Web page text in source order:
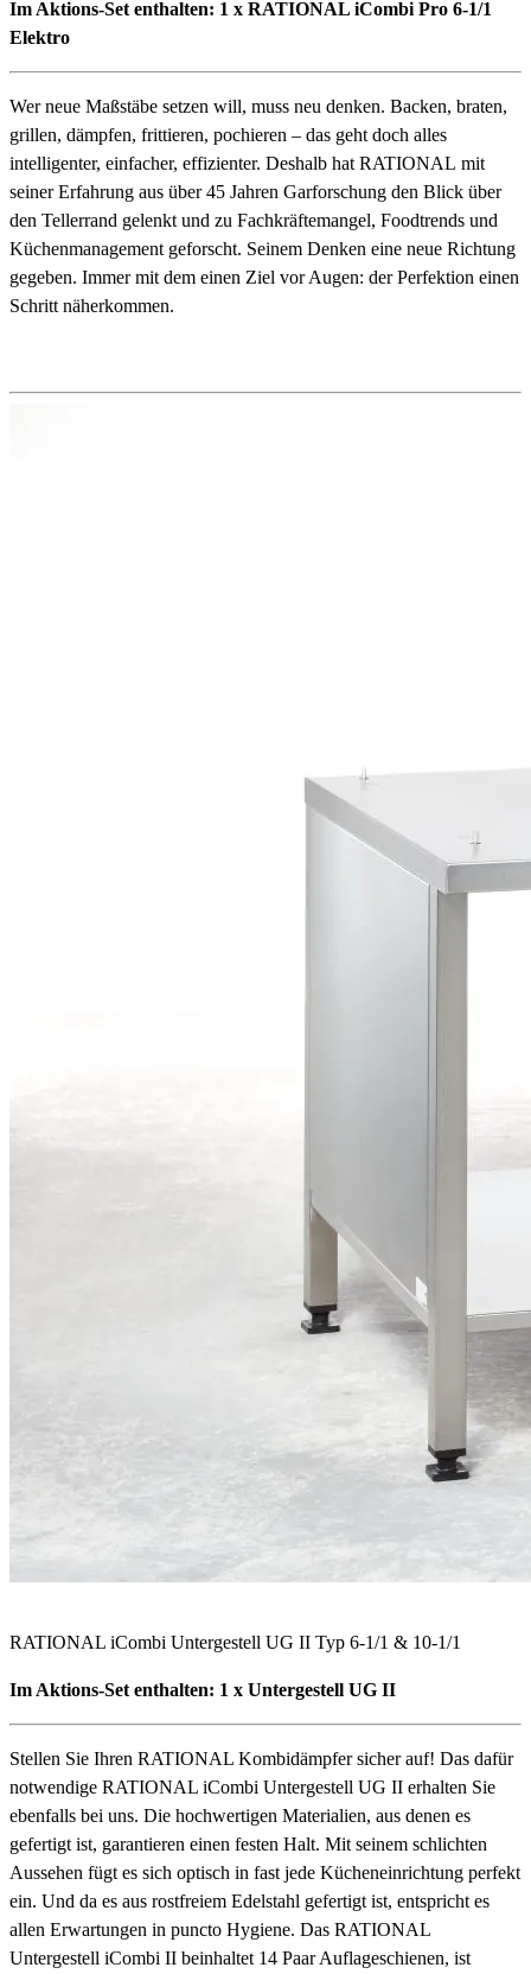
Im Aktions-Set enthalten: 1 x RATIONAL iCombi Pro 6-1/1
Elektro
Wer neue Maßstäbe setzen will, muss neu denken. Backen, braten,
grillen, dämpfen, frittieren, pochieren – das geht doch alles
intelligenter, einfacher, effizienter. Deshalb hat RATIONAL mit
seiner Erfahrung aus über 45 Jahren Garforschung den Blick über
den Tellerrand gelenkt und zu Fachkräftemangel, Foodtrends und
Küchenmanagement geforscht. Seinem Denken eine neue Richtung
gegeben. Immer mit dem einen Ziel vor Augen: der Perfektion einen
Schritt näherkommen.
RATIONAL iCombi Untergestell UG II Typ 6-1/1 & 10-1/1
Im Aktions-Set enthalten: 1 x Untergestell UG II
Stellen Sie Ihren RATIONAL Kombidämpfer sicher auf! Das dafür
notwendige RATIONAL iCombi Untergestell UG II erhalten Sie
ebenfalls bei uns. Die hochwertigen Materialien, aus denen es
gefertigt ist, garantieren einen festen Halt. Mit seinem schlichten
Aussehen fügt es sich optisch in fast jede Kücheneinrichtung perfekt
ein. Und da es aus rostfreiem Edelstahl gefertigt ist, entspricht es
allen Erwartungen in puncto Hygiene. Das RATIONAL
Untergestell iCombi II beinhaltet 14 Paar Auflageschienen, ist